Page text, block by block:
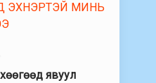
ЭХНЭРТЭЙ МИНЬ
явуул